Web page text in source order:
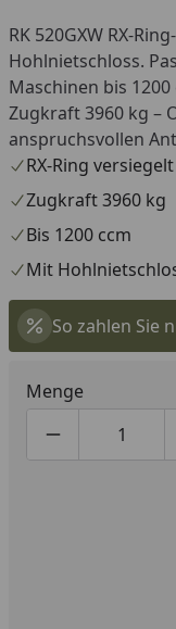
RK 520GXW RX-
Hohlnietschloss.
Maschinen bis
Zugkraft 3960 kg –
anspruchsvollen
RX-Ring versiegelt
Zugkraft 3960 kg
Bis 1200 ccm
Mit
So zahlen Sie
Menge